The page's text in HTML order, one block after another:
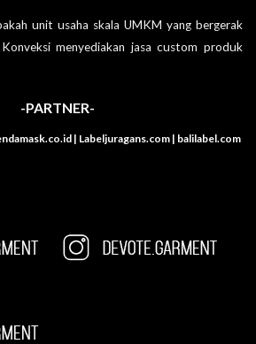
unit usaha skala UMKM yang bergerak
menyediakan jasa custom produk
-PARTNER-
| Labeljuragans.com | balilabel.com